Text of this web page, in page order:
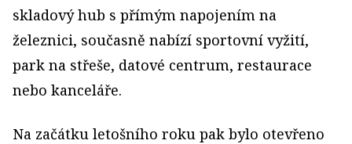
skladový hub s přímým napojením na
železnici, současně nabízí sportovní vyžití,
park na střeše, datové centrum, restaurace
nebo kanceláře.
Na začátku letošního roku pak bylo otevřeno